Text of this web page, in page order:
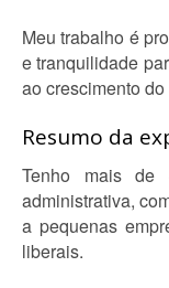
Meu trabalho é
e tranquilidade
ao crescimento
Resumo da
Tenho mais de
administrativa,
a pequenas
liberais.